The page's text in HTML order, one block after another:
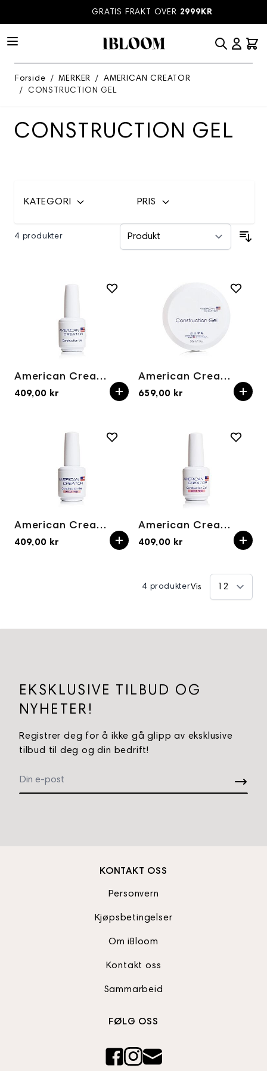
GRATIS FRAKT OVER2999KR
Forside / MERKER /
AMERICAN CREATOR
/
CONSTRUCTION GEL
CONSTRUCTION GEL
KATEGORI PRIS
4 produkter
American Creator Construction Gel 15ml
409,00 kr
American Creator Construction Gel 30ml
659,00 kr
American Creator Construction Gel BEIGE PINK 15ml
409,00 kr
American Creator Construction Gel LIGHT PINK 15ml
409,00 kr
4 produkterVis
KONTAKT OSS
Personvern
Kjøpsbetingelser
Om iBloom
Kontakt oss
Sammarbeid
FØLG OSS
EKSKLUSIVE TILBUD OG
NYHETER!
Registrer deg for å ikke gå glipp av eksklusive
tilbud til deg og din bedrift!